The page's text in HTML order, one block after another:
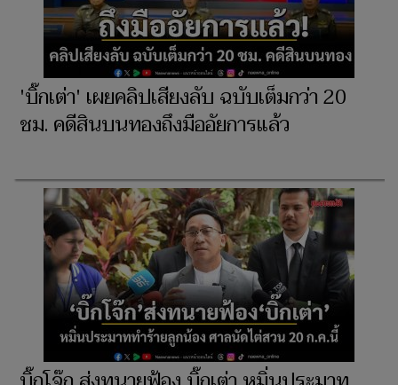
'บิ๊กเต่า' เผยคลิปเสียงลับ ฉบับเต็มกว่า 20
ชม. คดีสินบนทองถึงมืออัยการแล้ว